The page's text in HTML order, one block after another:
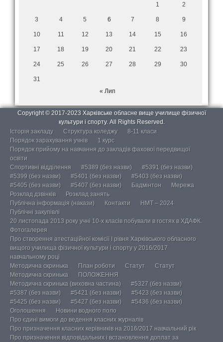
1 2
3 4 5 6 7 8 9
10 11 12 13 14 15 16
17 18 19 20 21 22 23
24 25 26 27 28 29 30
31
« Лип
Copyright © 2017-2023 Харківське обласне вище училище фізичної
культури і спорту. All Rights Reserved.
Історія закладу
Структура коледжу
8-11 класи
Порядок зарахування учнів
1 курс
Порядок прийому на навчання до закладів фахової передвищої
освіти
Спортивні відділення
#5389 (без назви)
#5391 (без назви)
#5399 (без назви)
#5401 (без назви)
#5403 (без назви)
#5405 (без назви)
#5407 (без назви) Бадмінтон
Мережа
Розклад дзвінків
Розклад занять
Публічна інформація (накази)
Контакти
НМТ – 2024
Публічні закупівлі
20 листопада 2013 року учні 10-х класів побували в гостях в ХДАФК.
Фотогалерея
Про створення атестаційної комісії І рівня Харківського обласного
вищого училища фізичної культури і спорту у 2016/2017
навчальному році
Методична скринька
План роботи Статут
Статут
Методична скринька
ПОЛОЖЕННЯ
Методична скринька (виховна частина)
#5327 (без назви)
#5387 (без назви)
#5421 (без назви)
#5423 (без назви)
#5425 (без назви)
#5427 (без назви)
#5436 (без назви)
Оголошення
Новини водного поло
Про єдині вимоги до ведення класних журналів
Про призначення класних керівників на 2016/2017 навчальний рік
Про призначення відповідальних і встановлення доплат за